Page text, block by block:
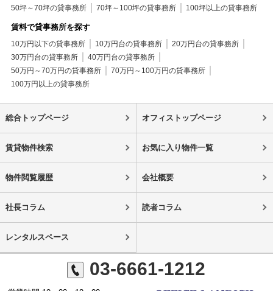
50坪～70坪の貸事務所
70坪～100坪の貸事務所 100坪以上の貸事務所
賃料で貸事務所を探す
10万円以下の貸事務所 10万円台の貸事務所
20万円台の貸事務所
30万円台の貸事務所
40万円台の貸事務所
50万円～70万円の貸事務所
70万円～100万円の貸事務所
100万円以上の貸事務所
総合トップページ オフィストップページ
賃貸物件検索 お気に入り物件一覧
物件閲覧履歴 会社概要
社長コラム 読者コラム
レンタルスペース
03-6661-1212